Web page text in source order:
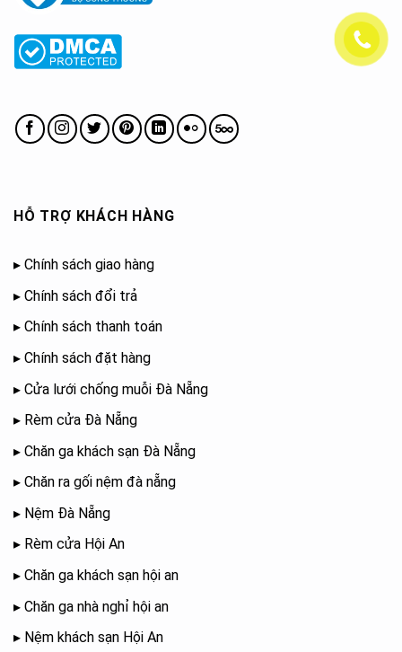
HỖ TRỢ KHÁCH HÀNG
▸ Chính sách giao hàng
▸ Chính sách đổi trả
▸ Chính sách thanh toán
▸ Chính sách đặt hàng
▸ Cửa lưới chống muỗi Đà Nẵng
▸ Rèm cửa Đà Nẵng
▸ Chăn ga khách sạn Đà Nẵng
▸ Chăn ra gối nệm đà nẵng
▸ Nệm Đà Nẵng
▸ Rèm cửa Hội An
▸ Chăn ga khách sạn hội an
▸ Chăn ga nhà nghỉ hội an
▸ Nệm khách sạn Hội An